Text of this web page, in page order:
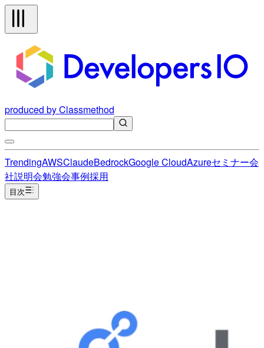
produced by Classmethod
TrendingAWSClaudeBedrockGoogle CloudAzureセミナー会
社説明会勉強会事例採用
目次